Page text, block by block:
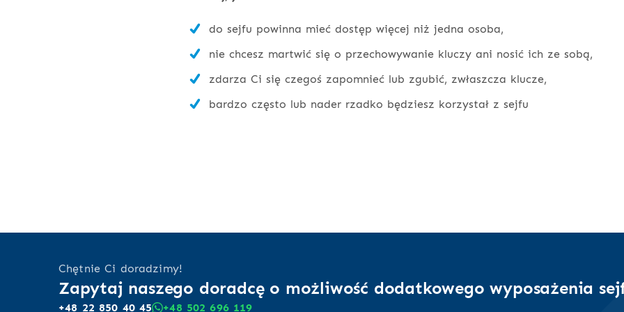
do sejfu powinna mieć dostęp więcej niż jedna osoba,
nie chcesz martwić się o przechowywanie kluczy ani nosić ich ze sobą,
zdarza Ci się czegoś zapomnieć lub zgubić, zwłaszcza klucze,
bardzo często lub nader rzadko będziesz korzystał z sejfu
Chętnie Ci doradzimy!
Zapytaj naszego doradcę o możliwość dodatkowego wyposażenia
+48 22 850 40 45 +48 502 696 119